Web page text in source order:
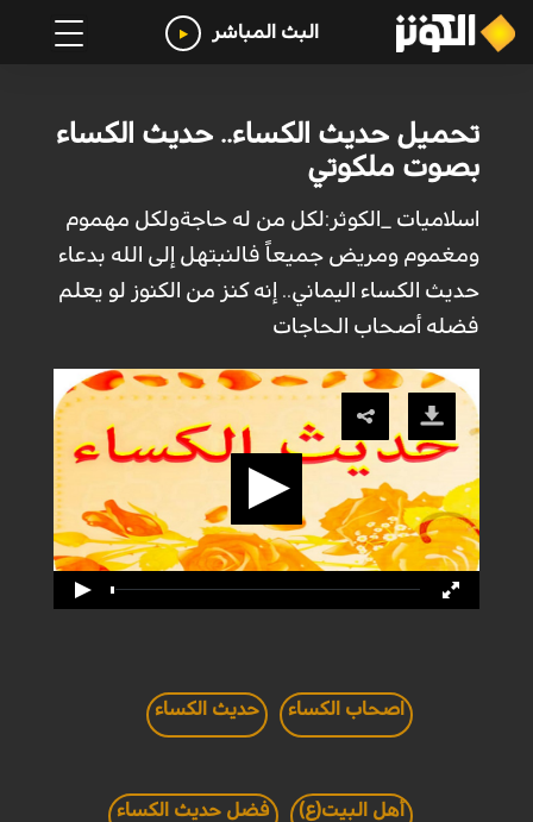
البث المباشر
تحميل حديث الكساء.. حديث الكساء
بصوت ملكوتي
اسلاميات _الكوثر:لكل من له حاجةولكل مهموم
ومغموم ومريض جميعاً فالنبتهل إلى الله بدعاء
حديث الكساء اليماني.. إنه كنز من الكنوز لو يعلم
فضله أصحاب الحاجات
اصحاب الكساء حديث الكساء
أهل البيت(ع) فضل حديث الكساء